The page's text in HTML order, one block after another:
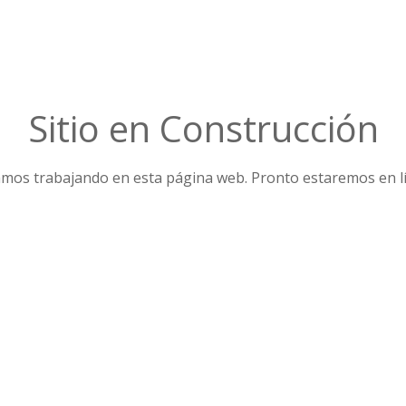
Sitio en Construcción
trabajando en esta página web. Pronto estaremos en